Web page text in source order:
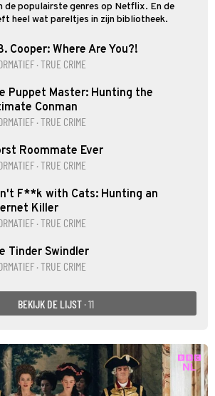
de populairste genres op Netflix. En de
heel wat pareltjes in zijn bibliotheek.
Cooper: Where Are You?!
· TRUE CRIME
Puppet Master: Hunting the
Conman
· TRUE CRIME
Roommate Ever
· TRUE CRIME
F**k with Cats: Hunting an
Killer
· TRUE CRIME
Tinder Swindler
· TRUE CRIME
BEKIJK DE LIJST · 11